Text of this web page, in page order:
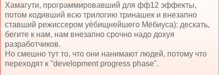
Хамагути, программировавший для фф12 эффекты,
потом кодивший всю трилогию тринашек и внезапно
ставший режиссером уёбищнейшего Мёбиуса): дескать,
бегите к нам, нам внезапно срочно надо дохуя
разработчиков.
Но смешно тут то, что они нанимают людей, потому что
переходят к "development progress phase".